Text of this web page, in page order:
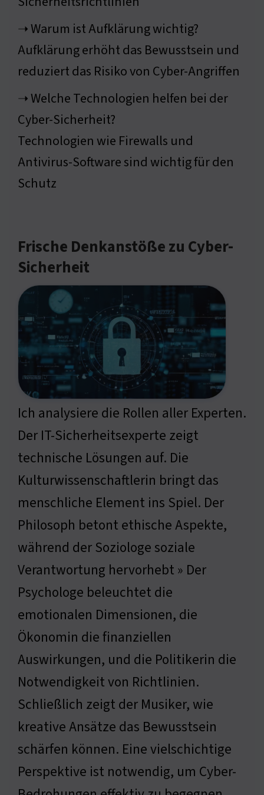
➝ Warum ist Aufklärung wichtig?
Aufklärung erhöht das Bewusstsein und
reduziert das Risiko von Cyber-Angriffen
➝ Welche Technologien helfen bei der
Cyber-Sicherheit?
Technologien wie Firewalls und
Antivirus-Software sind wichtig für den
Schutz
Frische Denkanstöße zu Cyber-
Sicherheit
Ich analysiere die Rollen aller Experten.
Der IT-Sicherheitsexperte zeigt
technische Lösungen auf. Die
Kulturwissenschaftlerin bringt das
menschliche Element ins Spiel. Der
Philosoph betont ethische Aspekte,
während der Soziologe soziale
Verantwortung hervorhebt » Der
Psychologe beleuchtet die
emotionalen Dimensionen, die
Ökonomin die finanziellen
Auswirkungen, und die Politikerin die
Notwendigkeit von Richtlinien.
Schließlich zeigt der Musiker, wie
kreative Ansätze das Bewusstsein
schärfen können. Eine vielschichtige
Perspektive ist notwendig, um Cyber-